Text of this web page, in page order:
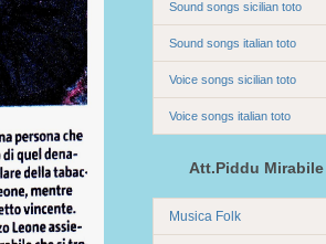
Sound songs sicilian toto
Sound songs italian toto
Voice songs sicilian toto
Voice songs italian toto
Att.Piddu Mirabile
Musica Folk